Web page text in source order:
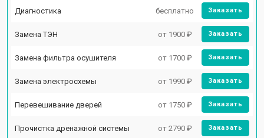
Диагностика бесплатно Заказать
Замена ТЭН от 1900 ₽ Заказать
Замена фильтра осушителя от 1700 ₽ Заказать
Замена электросхемы от 1990 ₽ Заказать
Перевешивание дверей от 1750 ₽ Заказать
Прочистка дренажной системы от 2790 ₽ Заказать